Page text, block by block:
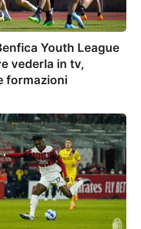
Youth League
vederla in tv,
formazioni